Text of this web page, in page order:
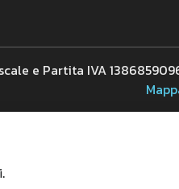
e Partita IVA